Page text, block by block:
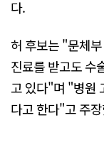
다.
허 후보는 "문체
진료를 받고도 수
고 있다"며 "병원
다고 한다"고 주